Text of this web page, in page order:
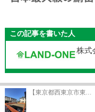
この記事を書いた人
株式
【東京都西東京市東...